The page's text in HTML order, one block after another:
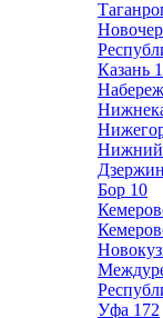
Казань
Нижний
Бор 10
Уфа 172